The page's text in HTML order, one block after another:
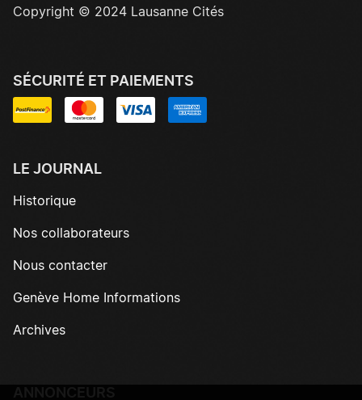
Copyright © 2024 Lausanne Cités
SÉCURITÉ ET PAIEMENTS
LE JOURNAL
Historique
Nos collaborateurs
Nous contacter
Genève Home Informations
Archives